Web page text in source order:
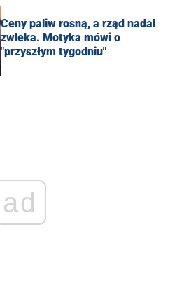
Ceny paliw rosną, a rząd nadal
zwleka. Motyka mówi o
"przyszłym tygodniu"
ad